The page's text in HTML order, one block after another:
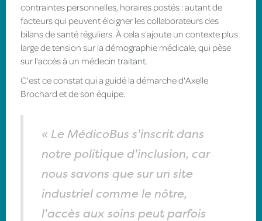
contraintes personnelles, horaires postés : autant de
facteurs qui peuvent éloigner les collaborateurs des
bilans de santé réguliers. À cela s'ajoute un contexte plus
large de tension sur la démographie médicale, qui pèse
sur l'accès à un médecin traitant.
C'est ce constat qui a guidé la démarche d'Axelle
Brochard et de son équipe.
« Le MédicoBus s'inscrit dans
notre politique d'inclusion, car
nous savons que sur un site
industriel comme le nôtre,
l'accès aux soins peut parfois